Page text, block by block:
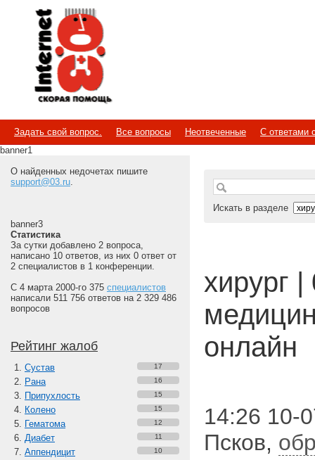
Internet
Скорая помощь
Задать свой вопрос. Все вопросы Неотвеченные
С ответами
banner1
О найденных недочетах пишите
support@03.ru.
banner3
Статистика
За сутки добавлено 2 вопроса,
написано 10 ответов, из них 0 ответ от
2 специалистов в 1 конференции.
С 4 марта 2000-го 375 специалистов
написали 511 756 ответов на 2 329 486
вопросов
Рейтинг жалоб
Сустав 17
Рана 16
Припухлость 15
Колено 15
Гематома 12
Диабет 11
Аппендицит 10
Искать в разделе
хирург |
онлайн
14:26 10-
Псков,